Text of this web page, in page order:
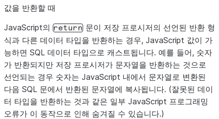
VARIANT
값을 반환할 때
JavaScript의 return 문이 저장 프로시저의 선언된 반환 형
식과 다른 데이터 타입을 반환하는 경우, JavaScript 값이 가
능하면 SQL 데이터 타입으로 캐스트됩니다. 예를 들어, 숫자
가 반환되지만 저장 프로시저가 문자열을 반환하는 것으로
선언되는 경우 숫자는 JavaScript 내에서 문자열로 변환된
다음 SQL 문에서 반환된 문자열에 복사됩니다. (잘못된 데이
터 타입을 반환하는 것과 같은 일부 JavaScript 프로그래밍
오류가 이 동작으로 인해 숨겨질 수 있습니다.)